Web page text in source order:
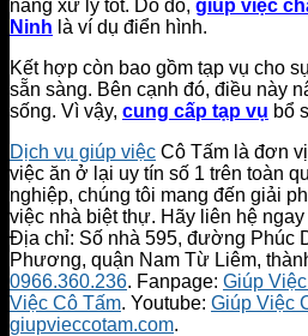
năng xử lý tốt. Do đó, giúp việc
Ninh là ví dụ điển hình.
Kết hợp còn bao gồm tạp vụ cho
sẵn sàng. Bên cạnh đó, điều này
sống. Vì vậy, cung cấp tạp vụ bổ
Dịch vụ giúp việc Cô Tấm là đơn
việc ăn ở lại uy tín số 1 trên toàn
nghiệp, chúng tôi mang đến giải
việc nhà biệt thự. Hãy liên hệ
Địa chỉ: Số nhà 595, đường Phúc
Phương, quận Nam Từ Liêm,
0966.360.236. Fanpage: Giúp
Việc Cô Tấm. Youtube: Giúp Việc
giupvieccotam.com.